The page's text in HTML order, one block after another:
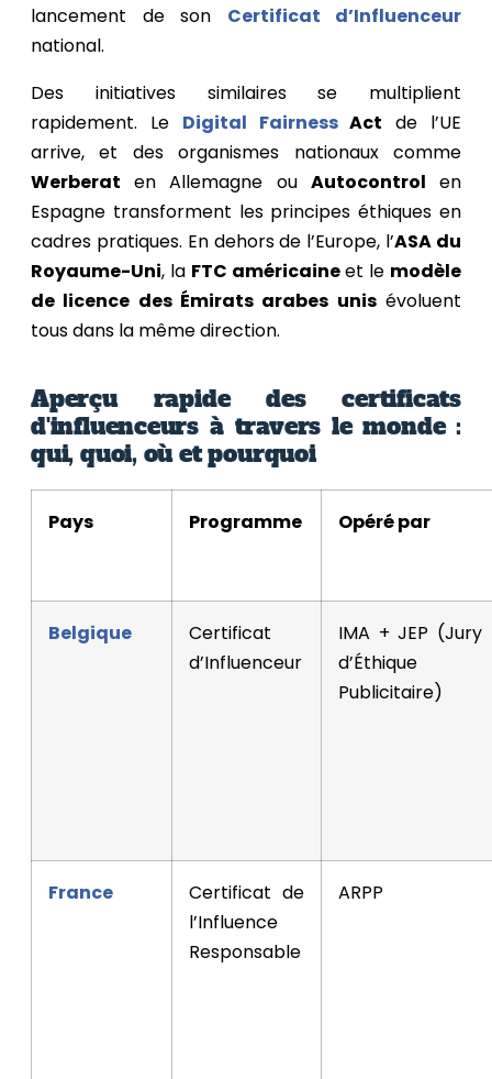
lancement de son Certificat d’Influenceur
national.
Des initiatives similaires se multiplient
rapidement. Le Digital FairnessAct de l’UE
arrive, et des organismes nationaux comme
Werberat en Allemagne ou Autocontrol en
Espagne transforment les principes éthiques en
cadres pratiques. En dehors de l’Europe, l’ASA du
Royaume-Uni, la FTC américaineet le modèle
de licence des Émirats arabes unisévoluent
tous dans la même direction.
Aperçu rapide des certificats
d'influenceurs à travers le monde :
qui, quoi, où et pourquoi
Pays Programme Opéré par
Belgique
Certificat
d’Influenceur
IMA + JEP (Jury
d’Éthique
Publicitaire)
France
Certificat de
l’Influence
Responsable
ARPP